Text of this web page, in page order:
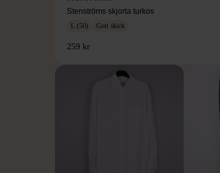
Stenströms skjorta turkos
L (50) Gott skick
259 kr